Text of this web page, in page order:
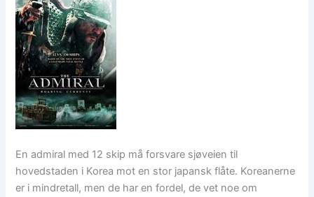
En admiral med 12 skip må forsvare sjøveien til
hovedstaden i Korea mot en stor japansk flåte. Koreanerne
er i mindretall, men de har en fordel, de vet noe om